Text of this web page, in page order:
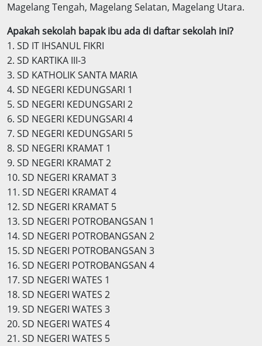
Magelang Tengah, Magelang Selatan, Magelang Utara.
Apakah sekolah bapak ibu ada di daftar sekolah ini?
1. SD IT IHSANUL FIKRI
2. SD KARTIKA III-3
3. SD KATHOLIK SANTA MARIA
4. SD NEGERI KEDUNGSARI 1
5. SD NEGERI KEDUNGSARI 2
6. SD NEGERI KEDUNGSARI 4
7. SD NEGERI KEDUNGSARI 5
8. SD NEGERI KRAMAT 1
9. SD NEGERI KRAMAT 2
10. SD NEGERI KRAMAT 3
11. SD NEGERI KRAMAT 4
12. SD NEGERI KRAMAT 5
13. SD NEGERI POTROBANGSAN 1
14. SD NEGERI POTROBANGSAN 2
15. SD NEGERI POTROBANGSAN 3
16. SD NEGERI POTROBANGSAN 4
17. SD NEGERI WATES 1
18. SD NEGERI WATES 2
19. SD NEGERI WATES 3
20. SD NEGERI WATES 4
21. SD NEGERI WATES 5